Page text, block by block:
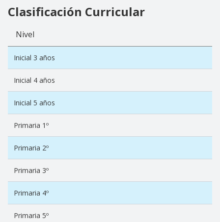
Clasificación Curricular
Nivel
Inicial 3 años
Inicial 4 años
Inicial 5 años
Primaria 1º
Primaria 2º
Primaria 3º
Primaria 4º
Primaria 5º